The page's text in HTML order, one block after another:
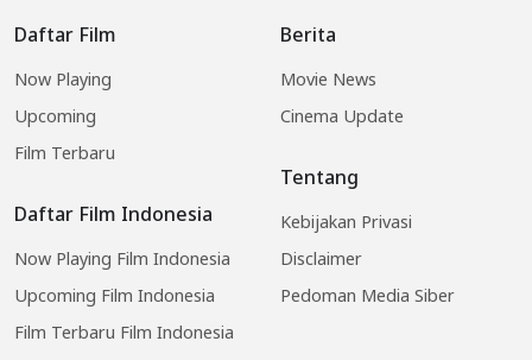
Daftar Film
Now Playing
Upcoming
Film Terbaru
Daftar Film Indonesia
Now Playing Film Indonesia
Upcoming Film Indonesia
Film Terbaru Film Indonesia
Berita
Movie News
Cinema Update
Tentang
Kebijakan Privasi
Disclaimer
Pedoman Media Siber